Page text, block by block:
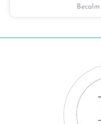
Becalm